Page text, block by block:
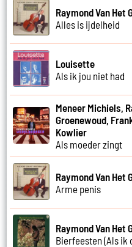
Raymond Van Het
Alles is ijdelheid
Louisette
Als ik jou niet had
Meneer Michiels,
Groenewoud,
Kowlier
Als moeder zingt
Raymond Van Het
Arme penis
Raymond Van Het
Bierfeesten (Als ik